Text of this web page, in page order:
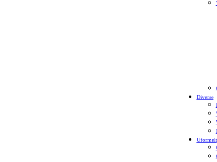
Diverse
Uformelt